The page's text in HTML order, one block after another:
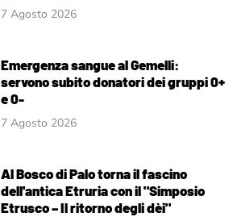
7 Agosto 2026
Emergenza sangue al Gemelli:
servono subito donatori dei gruppi 0+
e 0-
7 Agosto 2026
Al Bosco di Palo torna il fascino
dell'antica Etruria con il "Simposio
Etrusco – Il ritorno degli dèi"